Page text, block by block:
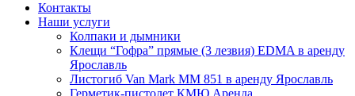
Контакты
Наши услуги
Колпаки и дымники
Клещи “Гофра” прямые (3 лезвия) EDMA в аренду
Ярославль
Листогиб Van Mark MM 851 в аренду Ярославль
Герметик-пистолет КМЮ Аренда